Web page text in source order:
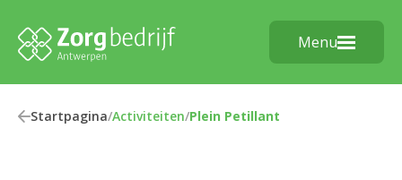
Menu
Startpagina/Activiteiten/Plein Petillant